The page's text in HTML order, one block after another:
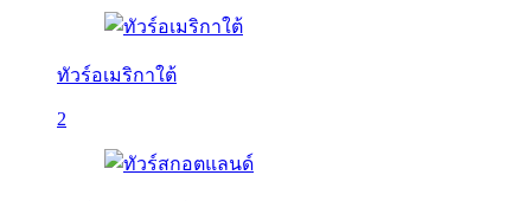
ทัวร์อเมริกาใต้
2